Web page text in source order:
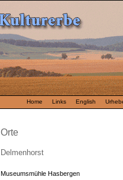
Home Links English
Orte
Delmenhorst
Museumsmühle Hasbergen